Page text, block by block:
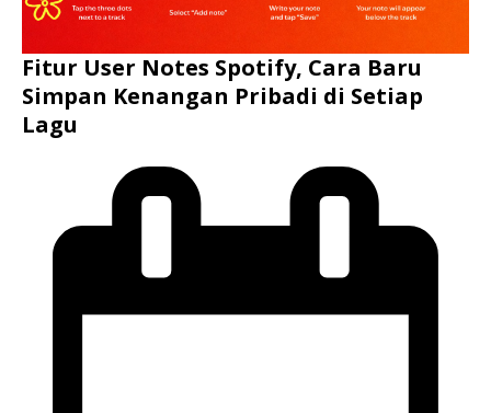
Fitur User Notes Spotify, Cara Baru
Simpan Kenangan Pribadi di Setiap
Lagu